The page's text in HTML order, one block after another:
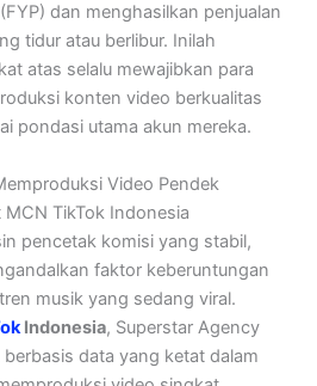
(FYP) dan menghasilkan penjualan
tidur atau berlibur. Inilah
atas selalu mewajibkan para
konten video berkualitas
pondasi utama akun mereka.
Video Pendek
MCN TikTok Indonesia
pencetak komisi yang stabil,
faktor keberuntungan
musik yang sedang viral.
Indonesia, Superstar Agency
data yang ketat dalam